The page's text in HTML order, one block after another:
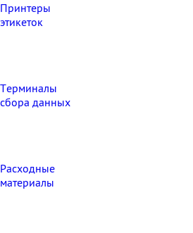
Принтеры
этикеток
Терминалы
сбора данных
Расходные
материалы